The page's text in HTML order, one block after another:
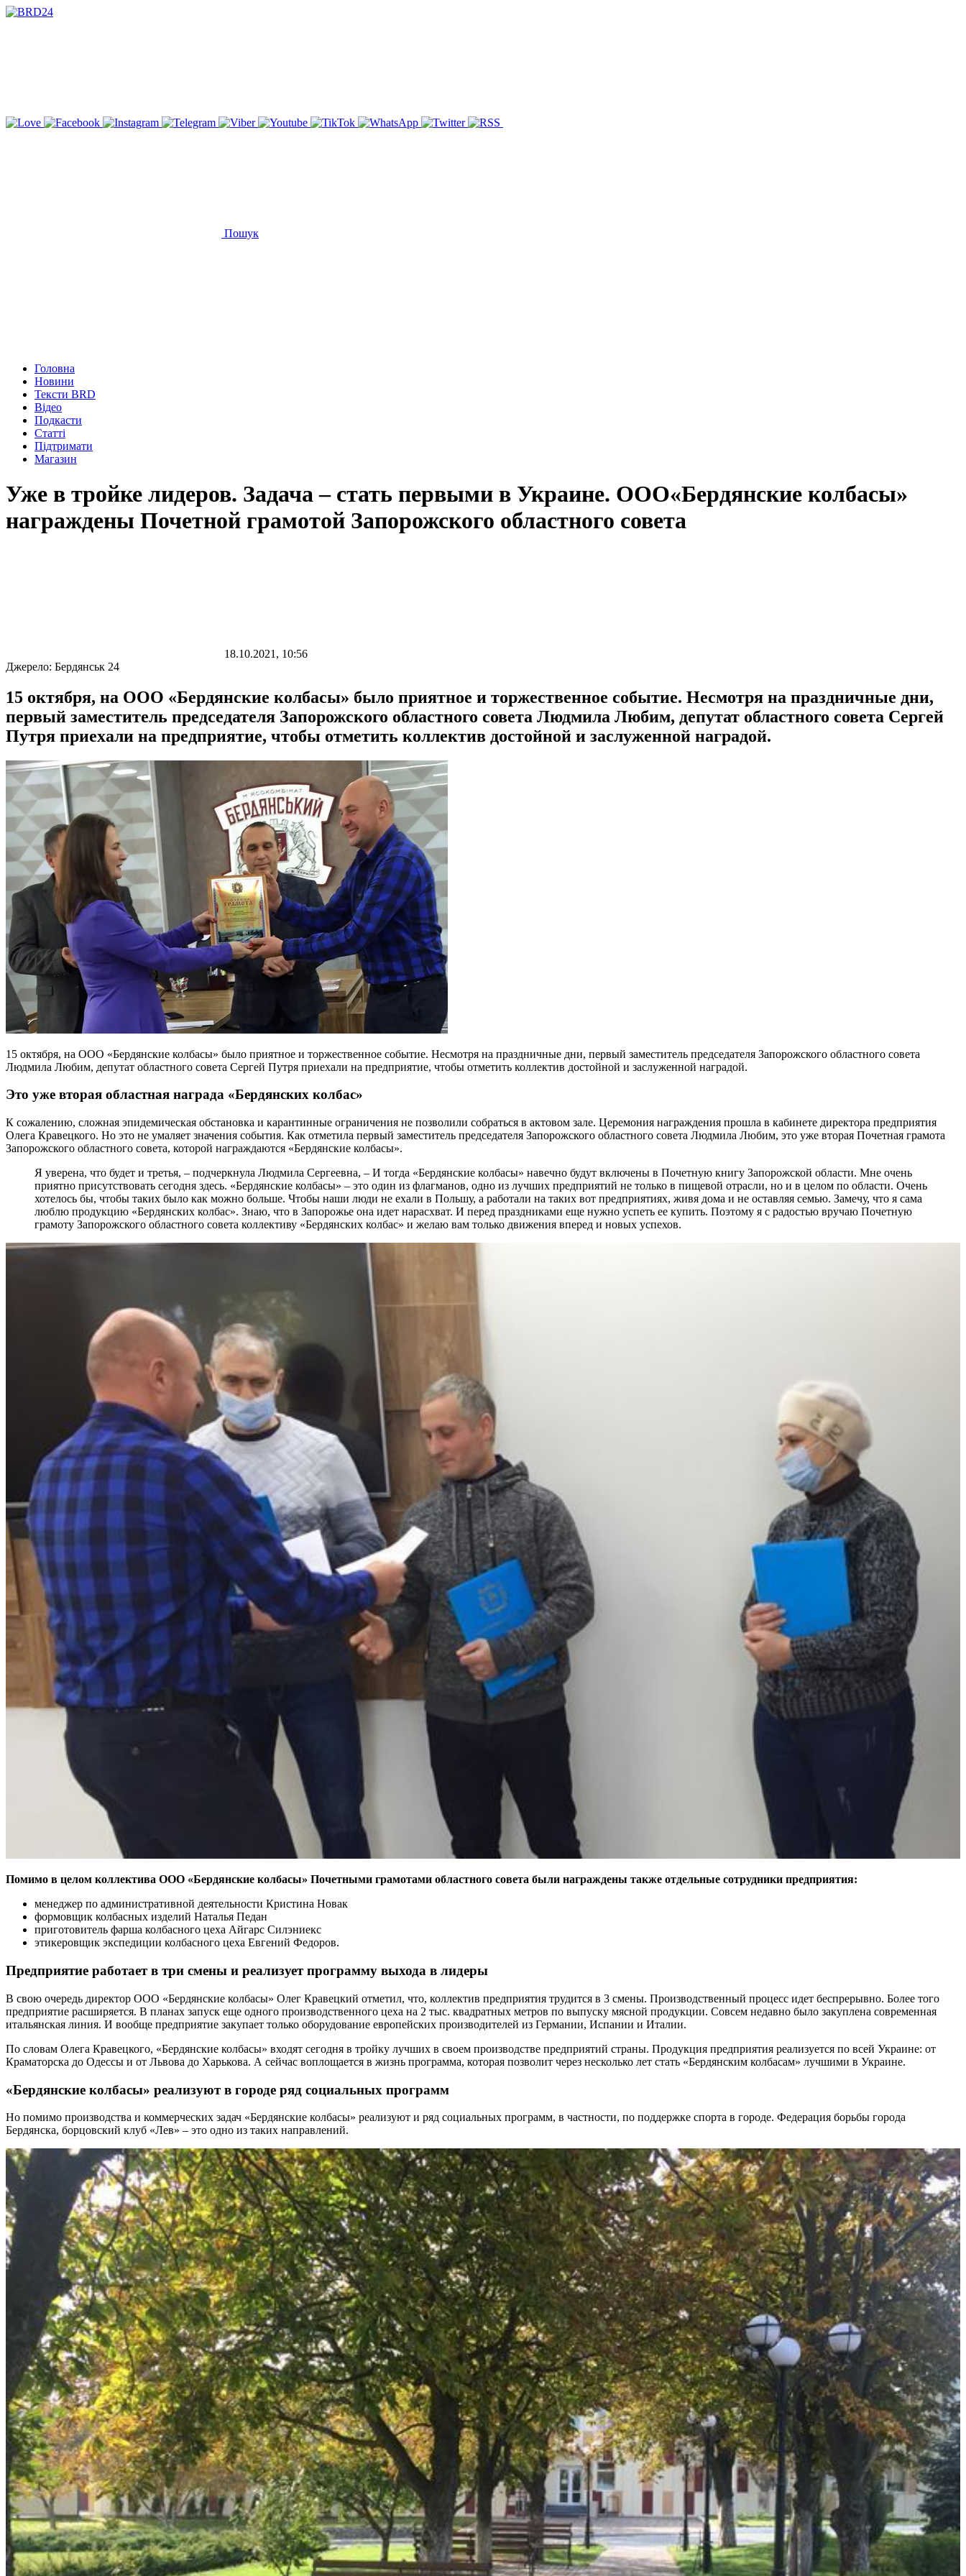
Пошук
Головна
Новини
Тексти BRD
Відео
Подкасти
Статті
Підтримати
Магазин
Уже в тройке лидеров. Задача – стать первыми в Украине. ООО«Бердянские колбасы»
награждены Почетной грамотой Запорожского областного совета
18.10.2021, 10:56
Джерело: Бердянськ 24
15 октября, на ООО «Бердянские колбасы» было приятное и торжественное событие. Несмотря на праздничные дни,
первый заместитель председателя Запорожского областного совета Людмила Любим, депутат областного совета Сергей
Путря приехали на предприятие, чтобы отметить коллектив достойной и заслуженной наградой.
15 октября, на ООО «Бердянские колбасы» было приятное и торжественное событие. Несмотря на праздничные дни, первый заместитель председателя Запорожского областного совета
Людмила Любим, депутат областного совета Сергей Путря приехали на предприятие, чтобы отметить коллектив достойной и заслуженной наградой.
Это уже вторая областная награда «Бердянских колбас»
К сожалению, сложная эпидемическая обстановка и карантинные ограничения не позволили собраться в актовом зале. Церемония награждения прошла в кабинете директора предприятия
Олега Кравецкого. Но это не умаляет значения события. Как отметила первый заместитель председателя Запорожского областного совета Людмила Любим, это уже вторая Почетная грамота
Запорожского областного совета, которой награждаются «Бердянские колбасы».
Я уверена, что будет и третья, – подчеркнула Людмила Сергеевна, – И тогда «Бердянские колбасы» навечно будут включены в Почетную книгу Запорожской области. Мне очень
приятно присутствовать сегодня здесь. «Бердянские колбасы» – это один из флагманов, одно из лучших предприятий не только в пищевой отрасли, но и в целом по области. Очень
хотелось бы, чтобы таких было как можно больше. Чтобы наши люди не ехали в Польшу, а работали на таких вот предприятиях, живя дома и не оставляя семью. Замечу, что я сама
люблю продукцию «Бердянских колбас». Знаю, что в Запорожье она идет нарасхват. И перед праздниками еще нужно успеть ее купить. Поэтому я с радостью вручаю Почетную
грамоту Запорожского областного совета коллективу «Бердянских колбас» и желаю вам только движения вперед и новых успехов.
Помимо в целом коллектива ООО «Бердянские колбасы» Почетными грамотами областного совета были награждены также отдельные сотрудники предприятия:
менеджер по административной деятельности Кристина Новак
формовщик колбасных изделий Наталья Педан
приготовитель фарша колбасного цеха Айгарс Силэниекс
этикеровщик экспедиции колбасного цеха Евгений Федоров.
Предприятие работает в три смены и реализует программу выхода в лидеры
В свою очередь директор ООО «Бердянские колбасы» Олег Кравецкий отметил, что, коллектив предприятия трудится в 3 смены. Производственный процесс идет беспрерывно. Более того
предприятие расширяется. В планах запуск еще одного производственного цеха на 2 тыс. квадратных метров по выпуску мясной продукции. Совсем недавно было закуплена современная
итальянская линия. И вообще предприятие закупает только оборудование европейских производителей из Германии, Испании и Италии.
По словам Олега Кравецкого, «Бердянские колбасы» входят сегодня в тройку лучших в своем производстве предприятий страны. Продукция предприятия реализуется по всей Украине: от
Краматорска до Одессы и от Львова до Харькова. А сейчас воплощается в жизнь программа, которая позволит через несколько лет стать «Бердянским колбасам» лучшими в Украине.
«Бердянские колбасы» реализуют в городе ряд социальных программ
Но помимо производства и коммерческих задач «Бердянские колбасы» реализуют и ряд социальных программ, в частности, по поддержке спорта в городе. Федерация борьбы города
Бердянска, борцовский клуб «Лев» – это одно из таких направлений.